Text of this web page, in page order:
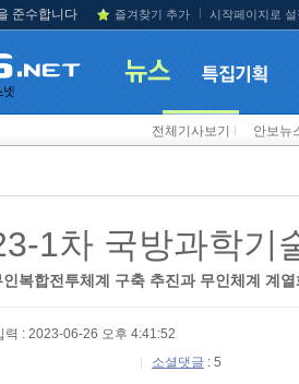
준수합니다 즐겨찾기 추가 시작페이지로 설
전체기사보기 안보뉴
1차 국방과학기
인복합전투체계 구축 추진과 무인체계 계
력 : 2023-06-26 오후 4:41:52
소셜댓글 : 5